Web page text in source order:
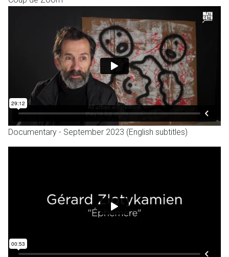
Documentary - September 2023 (English subtitles)